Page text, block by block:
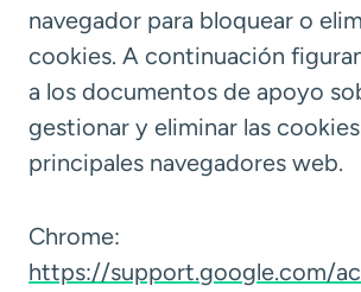
navegador para bloquear o
cookies. A continuación
a los documentos de apoyo
gestionar y eliminar las
principales navegadores web.
Chrome:
https://support.google.com/